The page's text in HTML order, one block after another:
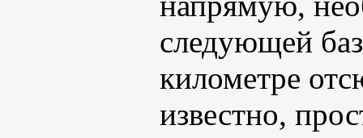
следующей
километре
известно,